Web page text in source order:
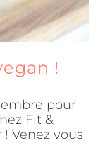
!
pour
Fit &
Venez vous